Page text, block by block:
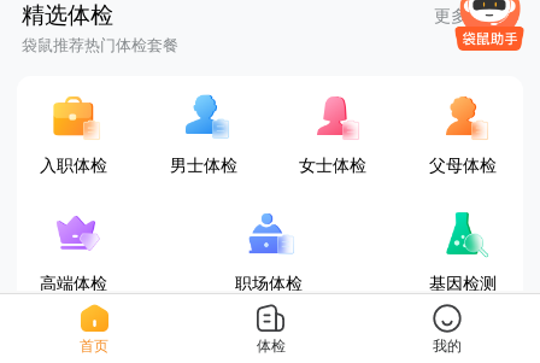
精选体检 更多套餐
袋鼠推荐热门体检套餐
入职体检 男士体检 女士体检 父母体检
高端体检 职场体检 基因检测
首页 体检 我的